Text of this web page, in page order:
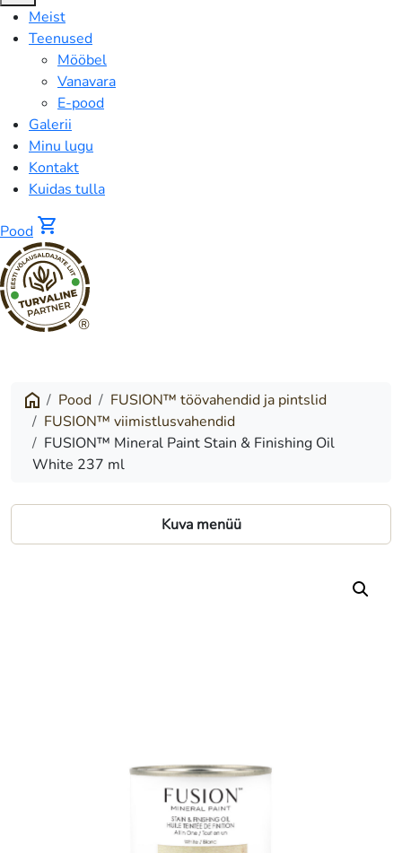
Meist
Teenused
Mööbel
Vanavara
E-pood
Galerii
Minu lugu
Kontakt
Kuidas tulla
Pood shopping_cart
®
Paint
Stain
Finishing
Pood
FUSION™ töövahendid ja pintslid
FUSION™ viimistlusvahendid
FUSION™ Mineral Paint Stain & Finishing Oil
White 237 ml
Kuva menüü